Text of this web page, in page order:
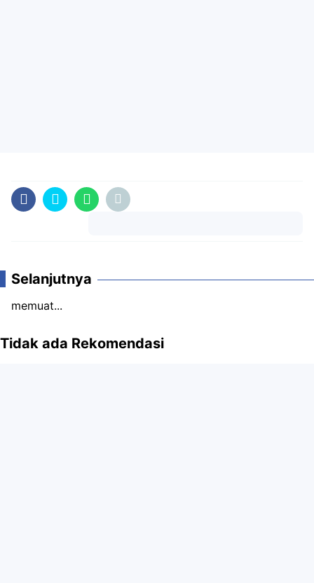
Selanjutnya
memuat...
Tidak ada Rekomendasi